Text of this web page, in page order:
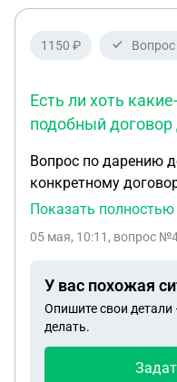
1150 ₽
Есть ли хоть
подобный договор
Вопрос по дарению доли в
конкретному
общие ответы не
доли от своей
прописаны она, её
бывший муж и её пожилая
данному документу: 1. Может ли её бывший муж,
Показать полностью
05 мая, 10:11 , вопрос
У вас похожая
Опишите свои
делать.